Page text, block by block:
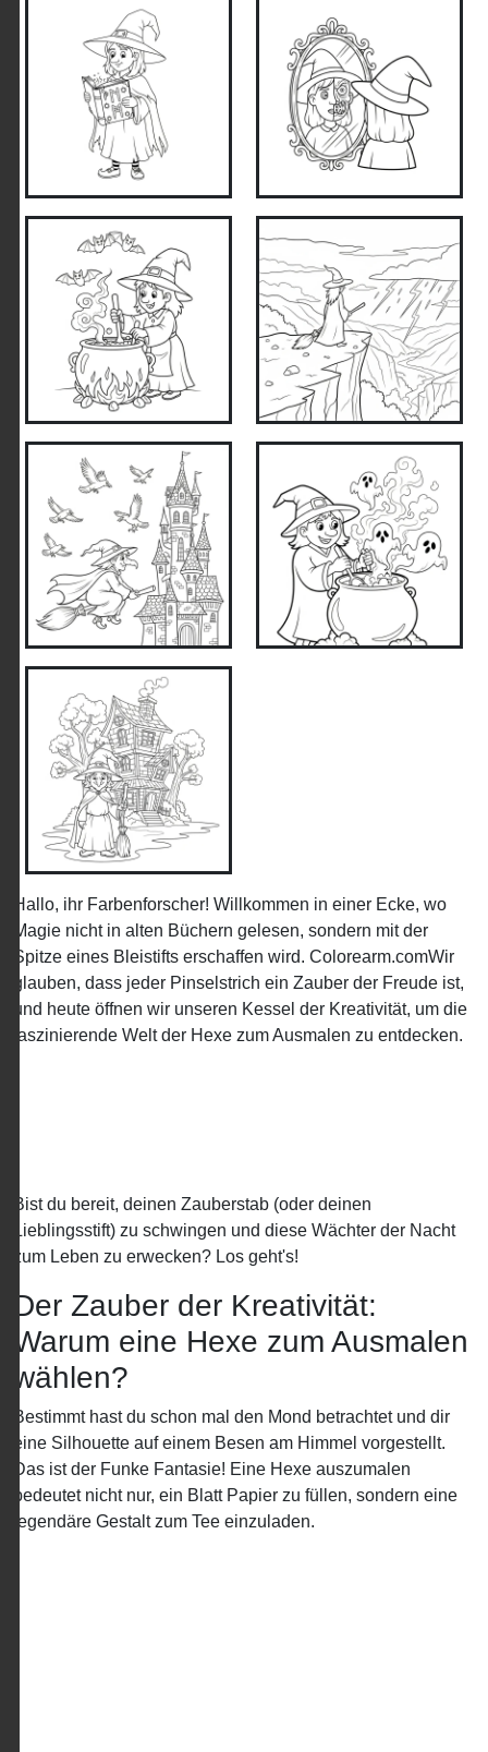
Hallo, ihr Farbenforscher! Willkommen in einer Ecke, wo
Magie nicht in alten Büchern gelesen, sondern mit der
Spitze eines Bleistifts erschaffen wird. Colorearm.comWir
glauben, dass jeder Pinselstrich ein Zauber der Freude ist,
und heute öffnen wir unseren Kessel der Kreativität, um die
faszinierende Welt der Hexe zum Ausmalen zu entdecken.
Bist du bereit, deinen Zauberstab (oder deinen
Lieblingsstift) zu schwingen und diese Wächter der Nacht
zum Leben zu erwecken? Los geht's!
Der Zauber der Kreativität:
Warum eine Hexe zum Ausmalen
wählen?
Bestimmt hast du schon mal den Mond betrachtet und dir
eine Silhouette auf einem Besen am Himmel vorgestellt.
Das ist der Funke Fantasie! Eine Hexe auszumalen
bedeutet nicht nur, ein Blatt Papier zu füllen, sondern eine
legendäre Gestalt zum Tee einzuladen.